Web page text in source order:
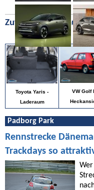
Zufällige Bilder aus
Toyota Yaris -
Laderaum
VW Golf
Padborg Park
Rennstrecke
Trackdays so